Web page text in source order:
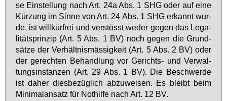
se Ein­stel­lung nach Art. 24a Abs. 1 SHG oder auf ei­ne
Kür­zung im Sin­ne von Art. 24 Abs. 1 SHG er­kannt wur­
de, ist will­kürfrei und ver­stösst we­der ge­gen das Le­ga­
li­täts­prin­zip (Art. 5 Abs. 1 BV) noch ge­gen die Grund­
sät­ze der Ver­hält­nis­mäs­sig­keit (Art. 5 Abs. 2 BV) oder
der ge­rech­ten Be­hand­lung vor Ge­richts- und Ver­wal­
tungs­in­stan­zen (Art. 29 Abs. 1 BV). Die Be­schwer­de
ist da­her dies­be­züg­lich ab­zu­wei­sen. Es bleibt beim
Mi­ni­mal­an­satz für Not­hil­fe nach Art. 12 BV.